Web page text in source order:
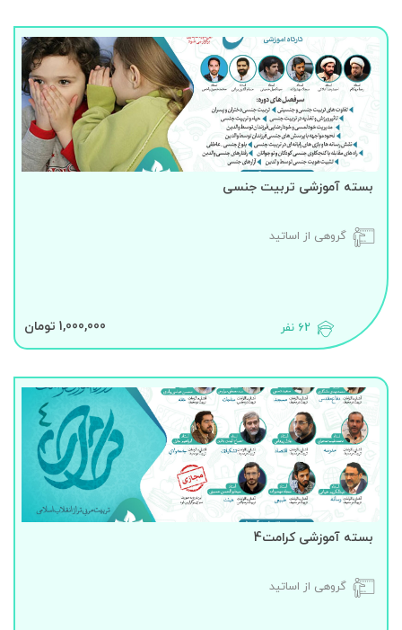
بسته آموزشی تربیت جنسی
گروهی از اساتید
1,000,000 تومان 62 نفر
بسته آموزشی کرامت4
گروهی از اساتید